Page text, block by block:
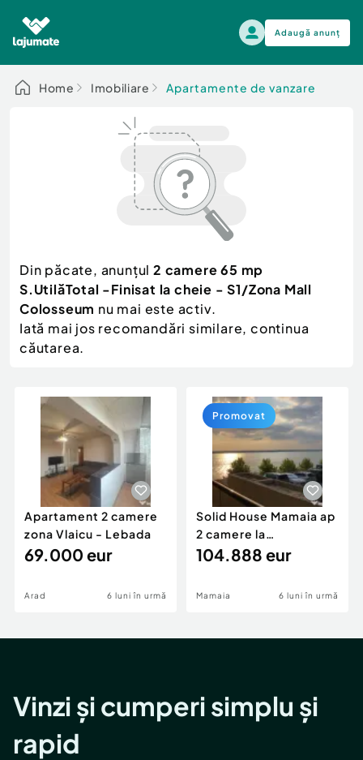
Adaugă anunț
Alege categoria
Auto, moto si ambarcatiuni
Electronice si electrocasnice
Mama si copilul
Moda si frumusete
Sport, timp liber, arta
Agro si Industrie
Animale de companie
Afaceri și echipamente profesionale
Inchiriere Bunuri si Vehicule
Auto, moto si ambarcatiuni
Scutere - ATV - UTV
Autoutilitare
Ambarcatiuni
Camioane - Rulote - Remorci
Motociclete
Piese auto si accesorii
Dacia Duster
Home Imobiliare Apartamente de vanzare
Din păcate, anunțul 2 camere 65 mp
S.UtilăTotal -Finisat la cheie - S1/Zona Mall
Colosseum nu mai este activ.
Iată mai jos recomandări similare, continua
căutarea.
Apartament 2 camere
zona Vlaicu - Lebada
69.000 eur
Arad 6 luni în urmă
Solid House Mamaia ap
2 camere la
cheie,langa Mega
104.888 eur
Mamaia 6 luni în urmă
Promovat
Vinzi și cumperi simplu și
rapid